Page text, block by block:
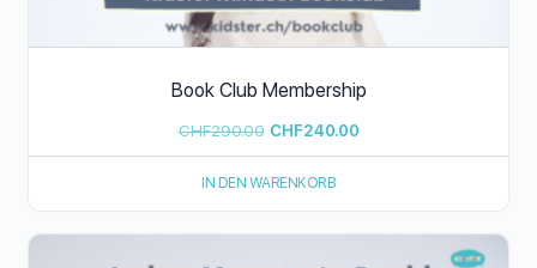
Book Club Membership
CHF290.00 Ursprünglicher
Preis
war:
CHF240.00Aktueller
Preis
IN DEN WARENKORB